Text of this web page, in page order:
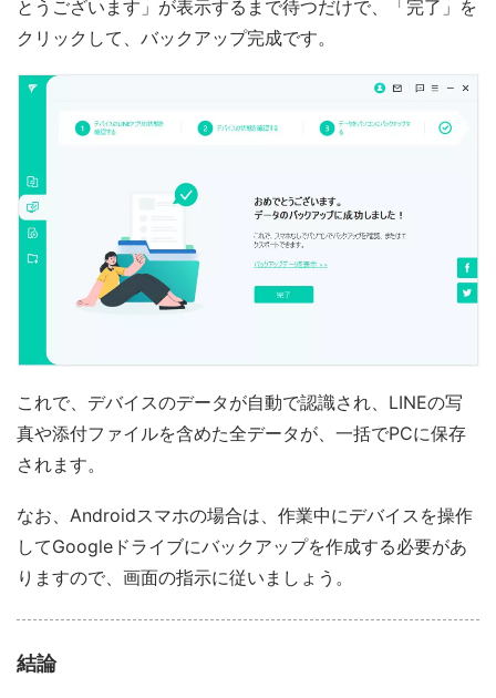
とうございます」が表示するまで待つだけで、「完了」を
クリックして、バックアップ完成です。
これで、デバイスのデータが自動で認識され、LINEの写
真や添付ファイルを含めた全データが、一括でPCに保存
されます。
なお、Androidスマホの場合は、作業中にデバイスを操作
してGoogleドライブにバックアップを作成する必要があ
りますので、画面の指示に従いましょう。
結論